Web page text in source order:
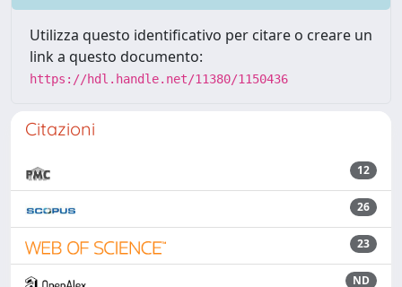
Utilizza questo identificativo per citare o creare un
link a questo documento:
https://hdl.handle.net/11380/1150436
Citazioni
12
26
23
ND